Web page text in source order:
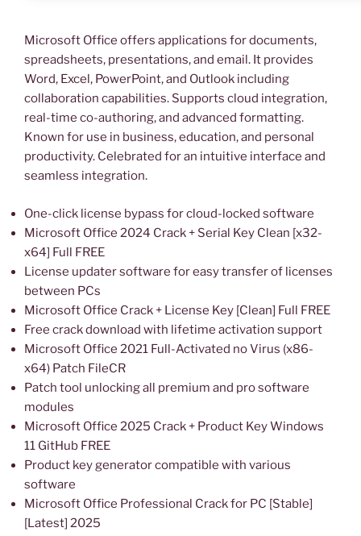
Microsoft Office offers applications for documents,
spreadsheets, presentations, and email. It provides
Word, Excel, PowerPoint, and Outlook including
collaboration capabilities. Supports cloud integration,
real-time co-authoring, and advanced formatting.
Known for use in business, education, and personal
productivity. Celebrated for an intuitive interface and
seamless integration.
One-click license bypass for cloud-locked software
Microsoft Office 2024 Crack + Serial Key Clean [x32-
x64] Full FREE
License updater software for easy transfer of licenses
between PCs
Microsoft Office Crack + License Key [Clean] Full FREE
Free crack download with lifetime activation support
Microsoft Office 2021 Full-Activated no Virus (x86-
x64) Patch FileCR
Patch tool unlocking all premium and pro software
modules
Microsoft Office 2025 Crack + Product Key Windows
11 GitHub FREE
Product key generator compatible with various
software
Microsoft Office Professional Crack for PC [Stable]
[Latest] 2025